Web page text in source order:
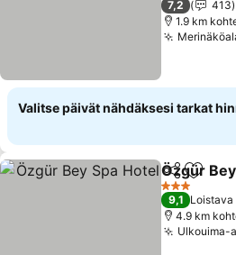
7,2
413
1.9 km
Valitse päivät nähdäksesi tarkat
Jaa Lisää
Özgür
3 Tähtiluokitus
9,1 Loistava
4.9 km
Ulkouima-